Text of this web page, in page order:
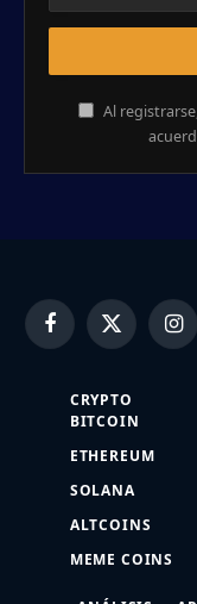
Al
FacebookX
(Twitter)
CRYPTO
BITCOIN
ETHEREUM
SOLANA
ALTCOINS
MEME COINS